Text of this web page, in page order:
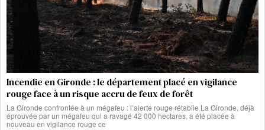
Incendie en Gironde : le département placé en vigilance
rouge face à un risque accru de feux de forêt
La Gironde confrontée à un mégafeu : l’alerte rouge rétablie La Gironde, déjà
éprouvée par un mégafeu qui a ravagé 42 000 hectares, a été placée à
nouveau en vigilance rouge ce